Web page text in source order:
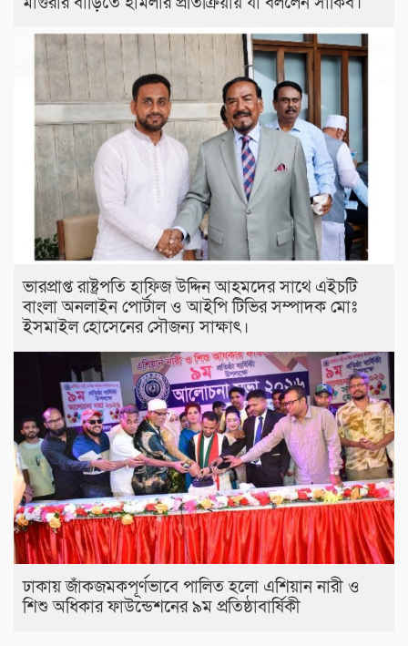
ভারপ্রাপ্ত রাষ্ট্রপতি হাফিজ উদ্দিন আহমদের সাথে এইচটি
বাংলা অনলাইন পোর্টাল ও আইপি টিভির সম্পাদক মোঃ
ইসমাইল হোসেনের সৌজন্য সাক্ষাৎ।
ঢাকায় জাঁকজমকপূর্ণভাবে পালিত হলো এশিয়ান নারী ও
শিশু অধিকার ফাউন্ডেশনের ৯ম প্রতিষ্ঠাবার্ষিকী